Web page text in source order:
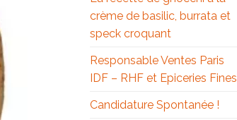
crème de basilic, burrata et
speck croquant
Responsable Ventes Paris
IDF – RHF et Epiceries Fines
Candidature Spontanée !